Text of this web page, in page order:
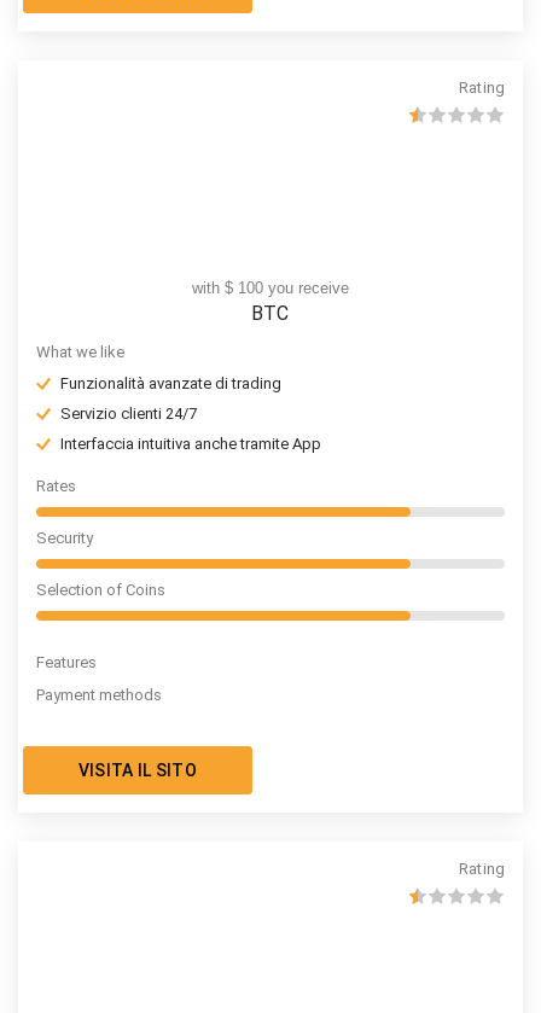
Rating
with $ 100 you receive
BTC
What we like
Funzionalità avanzate di trading
Servizio clienti 24/7
Interfaccia intuitiva anche tramite App
Rates
Security
Selection of Coins
Features
Payment methods
VISITA IL SITO
Rating